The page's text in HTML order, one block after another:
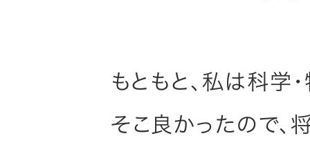
もともと、私は科学
そこ良かったので、